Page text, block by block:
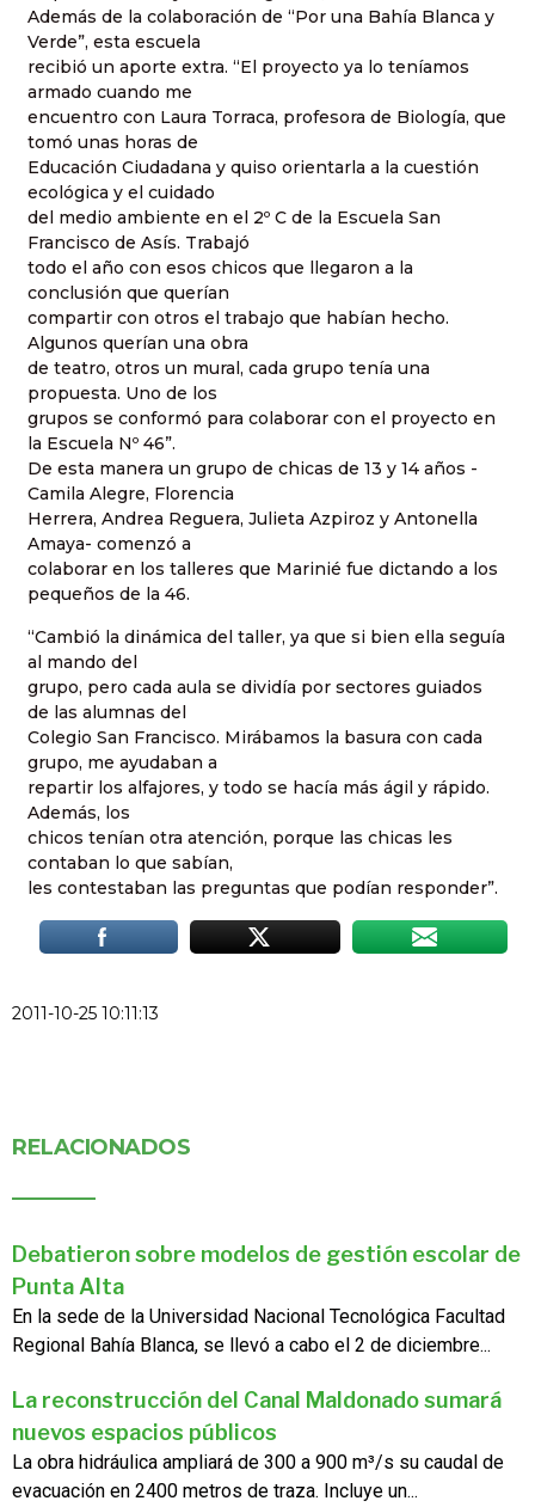
Además de la colaboración de “Por una Bahía Blanca y
Verde”, esta escuela
recibió un aporte extra. “El proyecto ya lo teníamos
armado cuando me
encuentro con Laura Torraca, profesora de Biología, que
tomó unas horas de
Educación Ciudadana y quiso orientarla a la cuestión
ecológica y el cuidado
del medio ambiente en el 2º C de la Escuela San
Francisco de Asís. Trabajó
todo el año con esos chicos que llegaron a la
conclusión que querían
compartir con otros el trabajo que habían hecho.
Algunos querían una obra
de teatro, otros un mural, cada grupo tenía una
propuesta. Uno de los
grupos se conformó para colaborar con el proyecto en
la Escuela Nº 46”.
De esta manera un grupo de chicas de 13 y 14 años -
Camila Alegre, Florencia
Herrera, Andrea Reguera, Julieta Azpiroz y Antonella
Amaya- comenzó a
colaborar en los talleres que Marinié fue dictando a los
pequeños de la 46.
“Cambió la dinámica del taller, ya que si bien ella seguía
al mando del
grupo, pero cada aula se dividía por sectores guiados
de las alumnas del
Colegio San Francisco. Mirábamos la basura con cada
grupo, me ayudaban a
repartir los alfajores, y todo se hacía más ágil y rápido.
Además, los
chicos tenían otra atención, porque las chicas les
contaban lo que sabían,
les contestaban las preguntas que podían responder”.
2011-10-25 10:11:13
RELACIONADOS
Debatieron sobre modelos de gestión escolar de
Punta Alta
En la sede de la Universidad Nacional Tecnológica Facultad
Regional Bahía Blanca, se llevó a cabo el 2 de diciembre...
La reconstrucción del Canal Maldonado sumará
nuevos espacios públicos
La obra hidráulica ampliará de 300 a 900 m³/s su caudal de
evacuación en 2400 metros de traza. Incluye un...